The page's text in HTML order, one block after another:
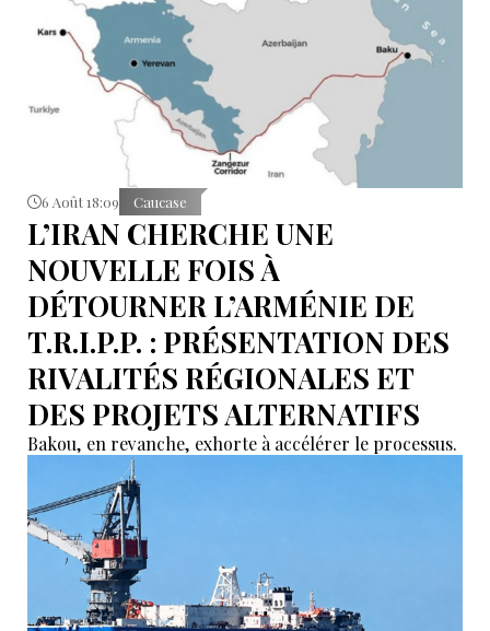
6 Août 18:09 Caucase
L’IRAN CHERCHE UNE
NOUVELLE FOIS À
DÉTOURNER L’ARMÉNIE DE
T.R.I.P.P. : PRÉSENTATION DES
RIVALITÉS RÉGIONALES ET
DES PROJETS ALTERNATIFS
Bakou, en revanche, exhorte à accélérer le processus.